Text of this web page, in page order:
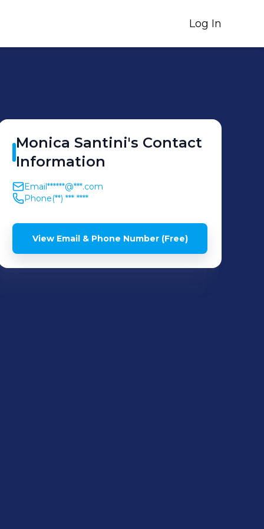
Log In
Monica Santini's Contact
Information
Email******@***.com
Phone(**) *** ****
View Email & Phone Number (Free)